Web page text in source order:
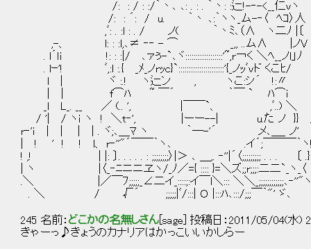
/: : / : :/｀丶､ ､: . : . ｀丶: :辷!-‐-<__仁vヽ
/: : ´: / u. ｀丶 ､:｀ヽヽ_ム-‐〈 ﾍｺ〉人
,ﾞ: . :l : . / ノ( ｀丶ﾐ､（∧ ヽ二ﾉ |〔
,-、 l: : :l,､≠ ‐‐ - ⌒ _,, ..ム∧ |
. l´ｌi !: : :|/ ､ァぅ-`､ヾ::::::::::::::::::'~,r￢く ＼ﾍ__
. lｰ'! ﾞ,:l :.{ _ﾒ_ノrｯc}`::::::::::::::::::::::'{_ノｯﾞvド
l | ヾ :.! ヽ辷ン , ヽこ:シ´ !:
| | f⌒ﾊ ~ ￣´ ｀￣ ` ﾊ⌒i _ | | _ この
_l L_. __ ／ (.. ', |￣￣`、 ,ﾞ..) ＼ ＿/
/ '| / ヽｉ ヽ ! ＼t‐', |ーー--| u.た ノ }} /
r‐'ｉ | | | | . ヾ;､＿ﾏ ヽ ｀―-'´ メ､＿_ ノ'
| ! ' ! ! l、 r‐''"´￣￣｀ヽ､ .イ´;￣￣
! ,! | |: 〕. . . . . : ;;;;;;;;〉|＞ ､ ＿,. ‐''|´〈
| ヽ |〈_‐ﾆニニヱヽ/_ﾉ／={ :::: }=＼ズ;;r;;;:二
.＼ |／￣ﾌ;;;;;_∠二イ_::::;:イ￣l＼::: ＼＼
. ＼ / √´ ;;;;;|ﾞ/:::| Ｏ |:::ﾊ､:::/;;;￣｀"'
245 名前： どこかの名無しさん [sage] 投稿日：2011/05/04(水)
きゃーっ♪きょうのカナリアはかっこいいかしらー